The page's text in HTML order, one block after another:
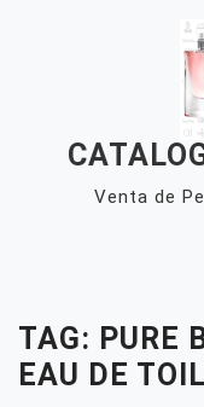
Venta de
TAG: PURE
EAU DE